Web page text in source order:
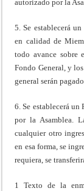
autorizado por la
5. Se establecerá
en calidad de
todo avance sobre
Fondo General, y
general serán
6. Se establecerá un
por la Asamblea.
cualquier otro
en esa forma, se
requiera, se
1 Texto de la